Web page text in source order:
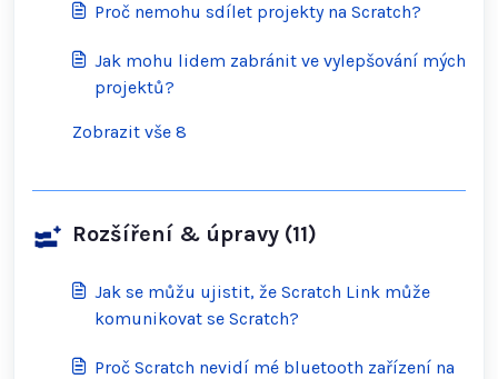
Proč nemohu sdílet projekty na Scratch?
Jak mohu lidem zabránit ve vylepšování mých
projektů?
Zobrazit vše 8
Rozšíření & úpravy (11)
Jak se můžu ujistit, že Scratch Link může
komunikovat se Scratch?
Proč Scratch nevidí mé bluetooth zařízení na